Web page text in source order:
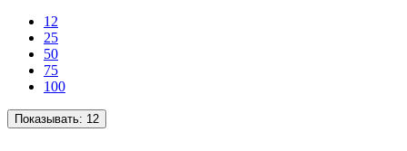
12
25
50
75
100
Показывать: 12